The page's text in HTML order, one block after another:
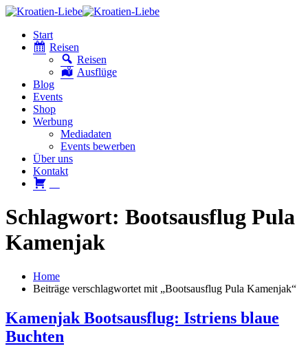
Start
Reisen
Reisen
Ausflüge
Blog
Events
Shop
Werbung
Mediadaten
Events bewerben
Über uns
Kontakt
Schlagwort: Bootsausflug Pula
Kamenjak
Home
Beiträge verschlagwortet mit „Bootsausflug Pula Kamenjak“
Kamenjak Bootsausflug: Istriens blaue
Buchten